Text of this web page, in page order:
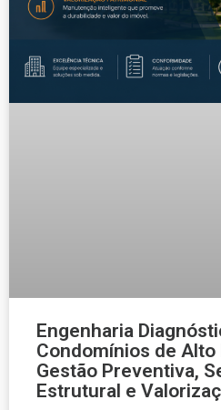
Engenharia
Condomínios de Alto
Gestão Preventiva,
Estrutural e